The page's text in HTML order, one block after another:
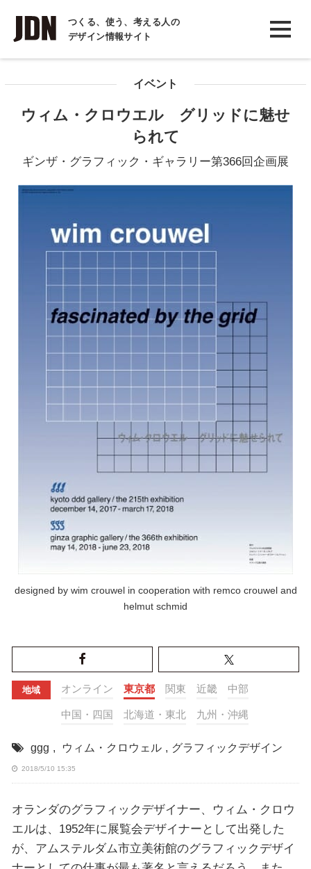
つくる、使う、考える人の
デザイン情報サイト
INTERVIEW
インタビュー
イベント
ウィム・クロウエル グリッドに魅せ
られて
ギンザ・グラフィック・ギャラリー第366回企画展
designed by wim crouwel in cooperation with remco crouwel and
helmut schmid
地域 オンライン 東京都 関東 近畿 中部
中国・四国 北海道・東北 九州・沖縄
ggg , ウィム・クロウェル , グラフィックデザイン
2018/5/10 15:35
オランダのグラフィックデザイナー、ウィム・クロウ
エルは、1952年に展覧会デザイナーとして出発した
が、アムステルダム市立美術館のグラフィックデザイ